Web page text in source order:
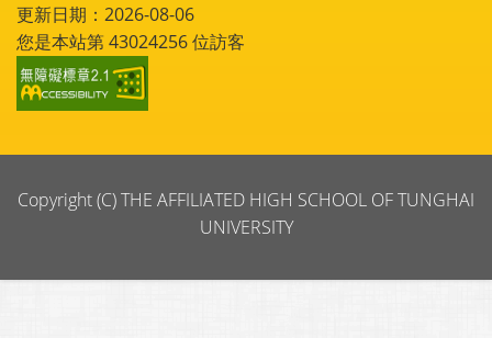
更新日期：2026-08-06
您是本站第43024256位訪客
Copyright (C) THE AFFILIATED HIGH SCHOOL OF TUNGHAI
UNIVERSITY